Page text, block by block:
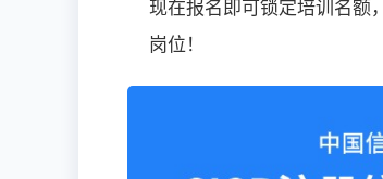
现在报名即可锁定培训名额
岗位！